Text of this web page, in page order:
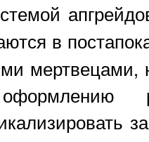
в
мертвецами,